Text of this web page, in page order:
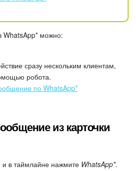
WhatsApp* можно:
сразу нескольким клиентам,
робота.
по WhatsApp*
из карточки
и в таймлайне нажмите WhatsApp*.